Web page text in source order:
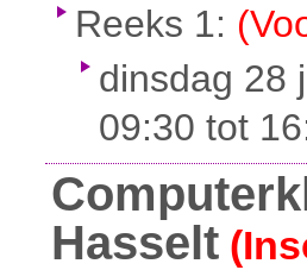
Reeks 1:
dinsdag 28
09:30 tot
Hasselt